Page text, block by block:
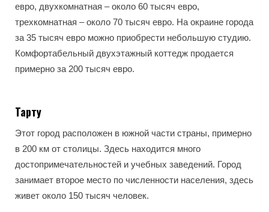
евро, двухкомнатная – около 60 тысяч евро,
трехкомнатная – около 70 тысяч евро. На окраине города
за 35 тысяч евро можно приобрести небольшую студию.
Комфортабельный двухэтажный коттедж продается
примерно за 200 тысяч евро.
Тарту
Этот город расположен в южной части страны, примерно
в 200 км от столицы. Здесь находится много
достопримечательностей и учебных заведений. Город
занимает второе место по численности населения, здесь
живет около 150 тысяч человек.